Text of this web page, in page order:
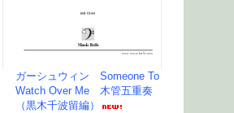
ガーシュウィン Someone To
Watch Over Me 木管五重奏
（黒木千波留編）